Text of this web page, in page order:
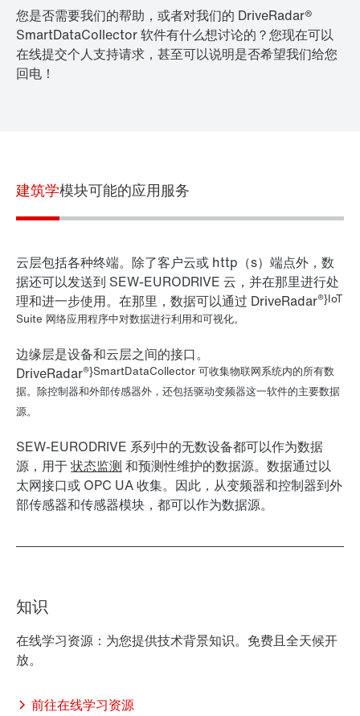
您是否需要我们的帮助，或者对我们的 DriveRadar®
SmartDataCollector 软件有什么想讨论的？您现在可以
在线提交个人支持请求，甚至可以说明是否希望我们给您
回电！
建筑学模块可能的应用服务
云层包括各种终端。除了客户云或 http（s）端点外，数
据还可以发送到 SEW-EURODRIVE 云，并在那里进行处
理和进一步使用。在那里，数据可以通过 DriveRadar®}IoT
Suite 网络应用程序中对数据进行利用和可视化。
边缘层是设备和云层之间的接口。
DriveRadar®}SmartDataCollector 可收集物联网系统内的所有数
据。除控制器和外部传感器外，还包括驱动变频器这一软件的主要数据
源。
SEW-EURODRIVE 系列中的无数设备都可以作为数据
源，用于状态监测 和预测性维护的数据源。数据通过以
太网接口或 OPC UA 收集。因此，从变频器和控制器到外
部传感器和传感器模块，都可以作为数据源。
知识
在线学习资源：为您提供技术背景知识。免费且全天候开
放。
前往在线学习资源